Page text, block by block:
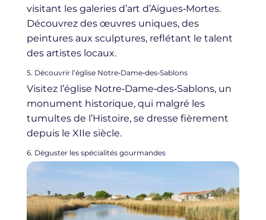
visitant les galeries d’art d’Aigues‑Mortes.
Découvrez des œuvres uniques, des
peintures aux sculptures, reflétant le talent
des artistes locaux.
5. Découvrir l’église Notre‑Dame‑des‑Sablons
Visitez l’église Notre‑Dame‑des‑Sablons, un
monument historique, qui malgré les
tumultes de l’Histoire, se dresse fièrement
depuis le XIIe siècle.
6. Déguster les spécialités gourmandes